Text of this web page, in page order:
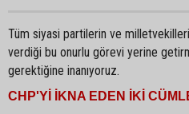
Tüm siyasi partilerin ve
verdiği bu onurlu görevi yerine
gerektiğine inanıyoruz.
CHP'Yİ İKNA EDEN İKİ